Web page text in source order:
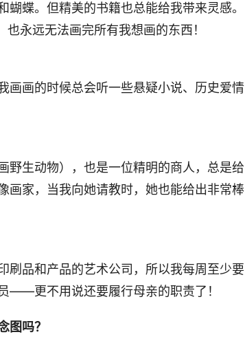
蝶。但精美的书籍也总能给我带来灵感。
永远无法画完所有我想画的东西！
画画的时候总会听一些悬疑小说、历史爱情
野生动物），也是一位精明的商人，总是给
画家，当我向她请教时，她也能给出非常棒
刷品和产品的艺术公司，所以我每周至少要
——更不用说还要履行母亲的职责了！
图吗？